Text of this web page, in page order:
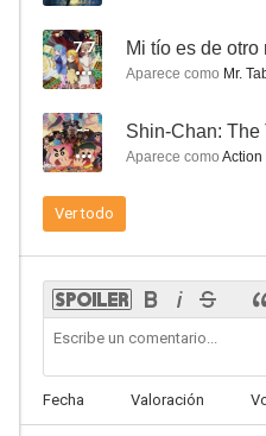
Dragon Ball Z: Los Guerreros de Plata
7.7 Mi tío es de otro
Aparece como Mr.
--
Aparece como Action
Ver todo
Fecha Valoración